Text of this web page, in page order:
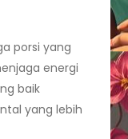
porsi yang
energi
baik
yang lebih